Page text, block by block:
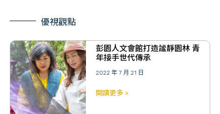
優視觀點
彭園人文會館打造謐靜園林 青
年接手世代傳承
2022 年 7 月 21 日
閱讀更多 »